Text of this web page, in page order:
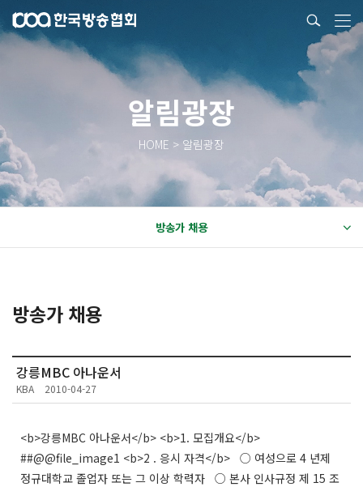
알림광장
HOME > 알림광장
방송가 채용
방송가 채용
강릉MBC 아나운서
KBA 2010-04-27
<b>강릉MBC 아나운서</b> <b>1. 모집개요</b>
##@@file_image1 <b>2 . 응시 자격</b> ○ 여성으로 4 년제
정규대학교 졸업자 또는 그 이상 학력자 ○ 본사 인사규정 제 15 조